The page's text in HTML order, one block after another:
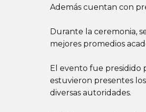
Además cuentan con
Durante la ceremonia,
mejores promedios
El evento fue presidido
estuvieron presentes
diversas autoridades.